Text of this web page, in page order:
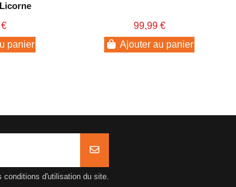
panier
99,99 €
Ajouter au panier
d'utilisation du site.